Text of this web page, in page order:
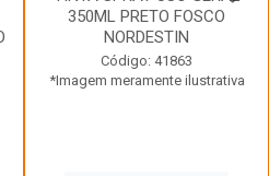
350ML PRETO FOSCO
NORDESTIN
Código: 41863
*Imagem meramente ilustrativa